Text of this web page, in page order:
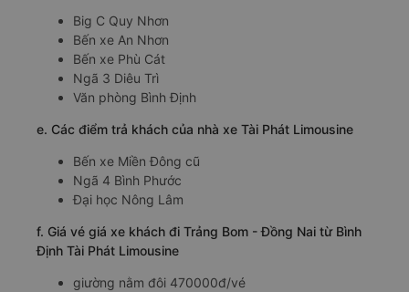
Big C Quy Nhơn
Bến xe An Nhơn
Bến xe Phù Cát
Ngã 3 Diêu Trì
Văn phòng Bình Định
e. Các điểm trả khách của nhà xe Tài Phát Limousine
Bến xe Miền Đông cũ
Ngã 4 Bình Phước
Đại học Nông Lâm
f. Giá vé giá xe khách đi Trảng Bom - Đồng Nai từ Bình
Định Tài Phát Limousine
giường nằm đôi 470000đ/vé